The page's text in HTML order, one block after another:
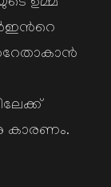
ഉമ്മ
കാരണം.